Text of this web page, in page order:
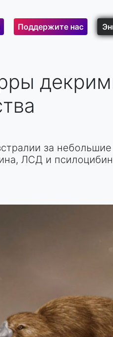
Поддержите нас
за небольшие
ЛСД и